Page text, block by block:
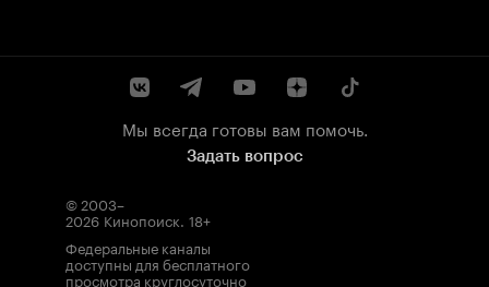
Мы всегда готовы вам помочь.
Задать вопрос
© 2003–
2026 Кинопоиск. 18+
Федеральные каналы
доступны для бесплатного
просмотра круглосуточно